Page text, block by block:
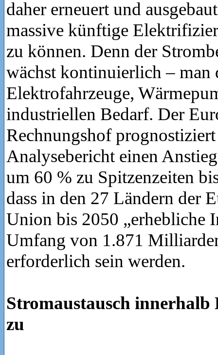
daher erneuert und
massive künftige
zu können. Denn der
wächst kontinuierlich – man
Elektrofahrzeuge,
industriellen Bedarf. Der
Rechnungshof
Analysebericht einen
um 60 % zu Spitzenzeiten
dass in den 27 Ländern der
Union bis 2050 „erhebliche
Umfang von 1.871
erforderlich sein werden.
Stromaustausch
zu